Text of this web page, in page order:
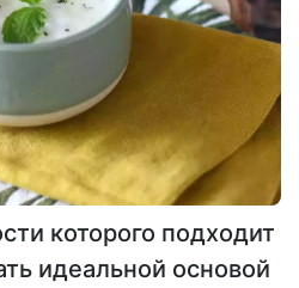
которого подходит
идеальной основой